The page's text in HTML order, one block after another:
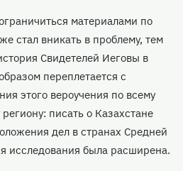
материалами по
стал вникать в проблему, тем
Свидетелей Иеговы в
переплетается с
этого вероучения по всему
писать о Казахстане
дел в странах Средней
исследования была расширена.